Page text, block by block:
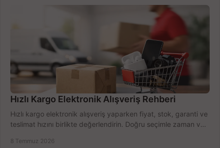
Hızlı Kargo Elektronik Alışveriş Rehberi
Hızlı kargo elektronik alışveriş yaparken fiyat, stok, garanti ve
teslimat hızını birlikte değerlendirin. Doğru seçimle zaman ve
8 Temmuz 2026